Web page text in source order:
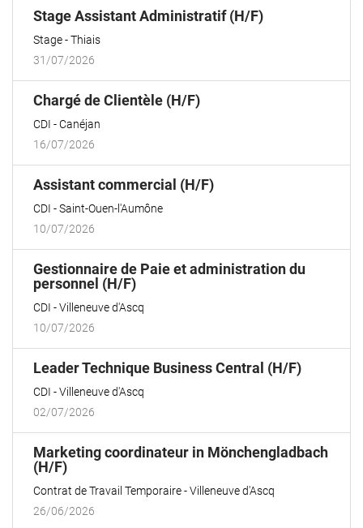
Stage Assistant Administratif (H/F)(Nouvelle
Stage
Thiais
31/07/2026
Chargé de Clientèle (H/F)(Nouvelle
CDI
Canéjan
16/07/2026
Assistant commercial (H/F)(Nouvelle
CDI
Saint-Ouen-l'Aumône
10/07/2026
Gestionnaire de Paie et administration du
personnel (H/F)(Nouvelle
CDI
Villeneuve d'Ascq
10/07/2026
Leader Technique Business Central (H/F)(Nouvelle
CDI
Villeneuve d'Ascq
02/07/2026
Marketing coordinateur in Mönchengladbach
(H/F)(Nouvelle
Contrat de Travail Temporaire
Villeneuve d'Ascq
26/06/2026